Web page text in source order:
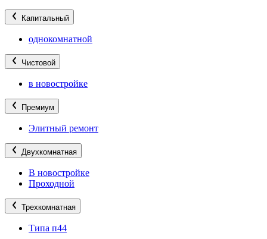
Капитальный
однокомнатной
Чистовой
в новостройке
Премиум
Элитный ремонт
Двухкомнатная
В новостройке
Проходной
Трехкомнатная
Типа п44